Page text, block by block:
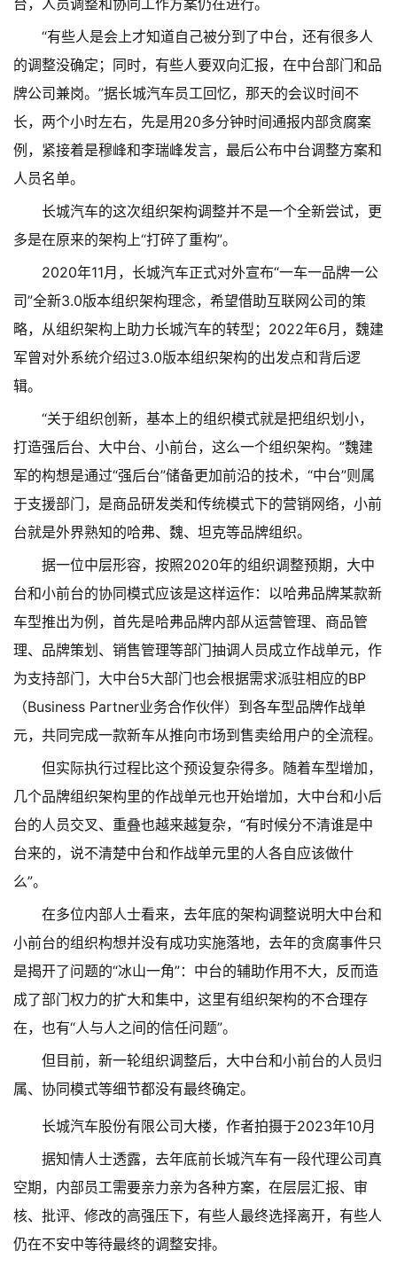
“有些人是会上才知道自己被分到了中台，还有很多人
的调整没确定；同时，有些人要双向汇报，在中台部门和品
牌公司兼岗。”据长城汽车员工回忆，那天的会议时间不
长，两个小时左右，先是用20多分钟时间通报内部贪腐案
例，紧接着是穆峰和李瑞峰发言，最后公布中台调整方案和
人员名单。
长城汽车的这次组织架构调整并不是一个全新尝试，更
多是在原来的架构上“打碎了重构”。
2020年11月，长城汽车正式对外宣布“一车一品牌一公
司”全新3.0版本组织架构理念，希望借助互联网公司的策
略，从组织架构上助力长城汽车的转型；2022年6月，魏建
军曾对外系统介绍过3.0版本组织架构的出发点和背后逻
辑。
“关于组织创新，基本上的组织模式就是把组织划小，
打造强后台、大中台、小前台，这么一个组织架构。”魏建
军的构想是通过“强后台”储备更加前沿的技术，“中台”则属
于支援部门，是商品研发类和传统模式下的营销网络，小前
台就是外界熟知的哈弗、魏、坦克等品牌组织。
据一位中层形容，按照2020年的组织调整预期，大中
台和小前台的协同模式应该是这样运作：以哈弗品牌某款新
车型推出为例，首先是哈弗品牌内部从运营管理、商品管
理、品牌策划、销售管理等部门抽调人员成立作战单元，作
为支持部门，大中台5大部门也会根据需求派驻相应的BP
（Business Partner业务合作伙伴）到各车型品牌作战单
元，共同完成一款新车从推向市场到售卖给用户的全流程。
但实际执行过程比这个预设复杂得多。随着车型增加，
几个品牌组织架构里的作战单元也开始增加，大中台和小后
台的人员交叉、重叠也越来越复杂，“有时候分不清谁是中
台来的，说不清楚中台和作战单元里的人各自应该做什
么”。
在多位内部人士看来，去年底的架构调整说明大中台和
小前台的组织构想并没有成功实施落地，去年的贪腐事件只
是揭开了问题的“冰山一角”：中台的辅助作用不大，反而造
成了部门权力的扩大和集中，这里有组织架构的不合理存
在，也有“人与人之间的信任问题”。
但目前，新一轮组织调整后，大中台和小前台的人员归
属、协同模式等细节都没有最终确定。
长城汽车股份有限公司大楼，作者拍摄于2023年10月
据知情人士透露，去年底前长城汽车有一段代理公司真
空期，内部员工需要亲力亲为各种方案，在层层汇报、审
核、批评、修改的高强压下，有些人最终选择离开，有些人
仍在不安中等待最终的调整安排。